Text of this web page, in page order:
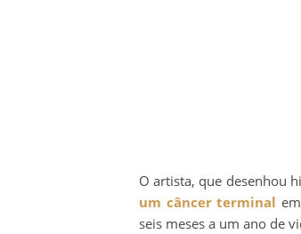
O artista, que desenhou
um câncer terminal
seis meses a um ano de